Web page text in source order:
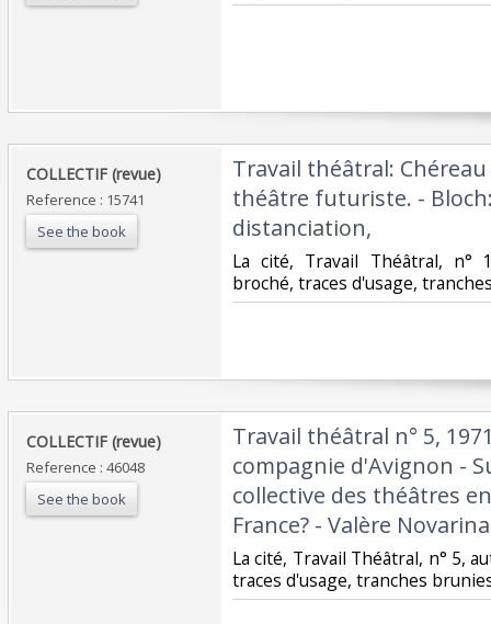
‎COLLECTIF (revue)‎
Reference : 15741
See the book
‎Travail théâtral:
théâtre futuriste. -
distanciation, ‎
‎La cité, Travail Théâtral, n°
broché, traces d'usage,
‎COLLECTIF (revue)‎
Reference : 46048
See the book
‎Travail théâtral n° 5,
compagnie d'Avignon -
collective des théâtres
France? - Valère
‎La cité, Travail Théâtral, n° 5,
traces d'usage, tranches